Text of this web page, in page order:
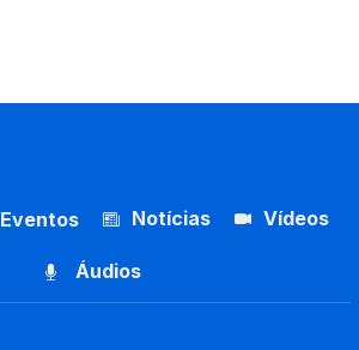
Eventos Notícias Vídeos
Áudios